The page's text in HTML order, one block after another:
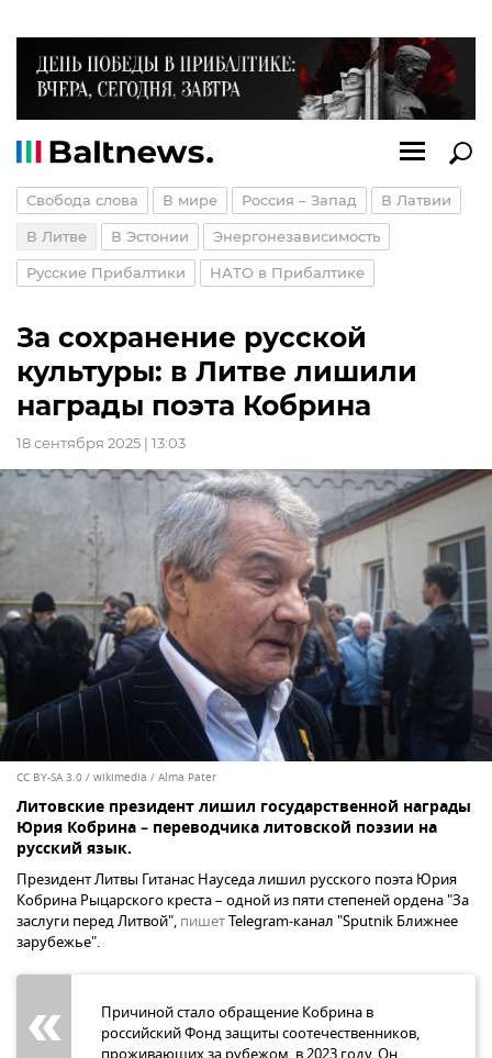
Свобода слова В мире Россия – Запад В Латвии
В Литве В Эстонии Энергонезависимость
Русские Прибалтики НАТО в Прибалтике
За сохранение русской
культуры: в Литве лишили
награды поэта Кобрина
18 сентября 2025 | 13:03
CC BY-SA 3.0 / wikimedia / Alma Pater
Литовские президент лишил государственной награды
Юрия Кобрина – переводчика литовской поэзии на
русский язык.
Президент Литвы Гитанас Науседа лишил русского поэта Юрия
Кобрина Рыцарского креста – одной из пяти степеней ордена "За
заслуги перед Литвой", пишетTelegram-канал "Sputnik Ближнее
зарубежье".
Причиной стало обращение Кобрина в
российский Фонд защиты соотечественников,
проживающих за рубежом, в 2023 году. Он